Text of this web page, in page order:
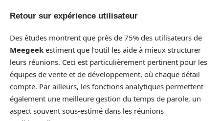
Retour sur expérience utilisateur
Des études montrent que près de 75% des utilisateurs de
Meegeek estiment que l’outil les aide à mieux structurer
leurs réunions. Ceci est particulièrement pertinent pour les
équipes de vente et de développement, où chaque détail
compte. Par ailleurs, les fonctions analytiques permettent
également une meilleure gestion du temps de parole, un
aspect souvent sous-estimé dans les réunions